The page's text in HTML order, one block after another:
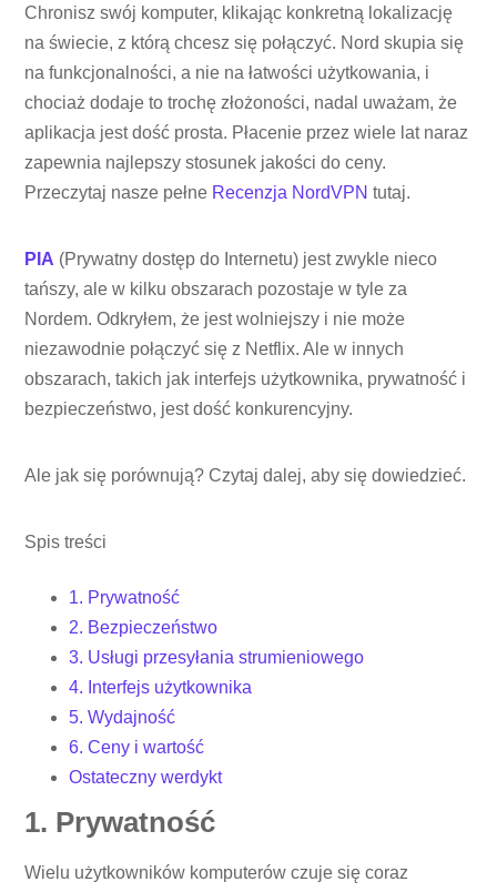
Chronisz swój komputer, klikając konkretną lokalizację
na świecie, z którą chcesz się połączyć. Nord skupia się
na funkcjonalności, a nie na łatwości użytkowania, i
chociaż dodaje to trochę złożoności, nadal uważam, że
aplikacja jest dość prosta. Płacenie przez wiele lat naraz
zapewnia najlepszy stosunek jakości do ceny.
Przeczytaj nasze pełne Recenzja NordVPN tutaj.
PIA (Prywatny dostęp do Internetu) jest zwykle nieco
tańszy, ale w kilku obszarach pozostaje w tyle za
Nordem. Odkryłem, że jest wolniejszy i nie może
niezawodnie połączyć się z Netflix. Ale w innych
obszarach, takich jak interfejs użytkownika, prywatność i
bezpieczeństwo, jest dość konkurencyjny.
Ale jak się porównują? Czytaj dalej, aby się dowiedzieć.
Spis treści
1. Prywatność
2. Bezpieczeństwo
3. Usługi przesyłania strumieniowego
4. Interfejs użytkownika
5. Wydajność
6. Ceny i wartość
Ostateczny werdykt
1. Prywatność
Wielu użytkowników komputerów czuje się coraz